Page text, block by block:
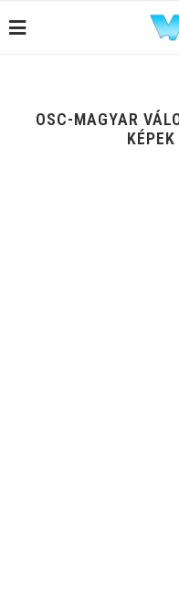
OSC-MAGYAR